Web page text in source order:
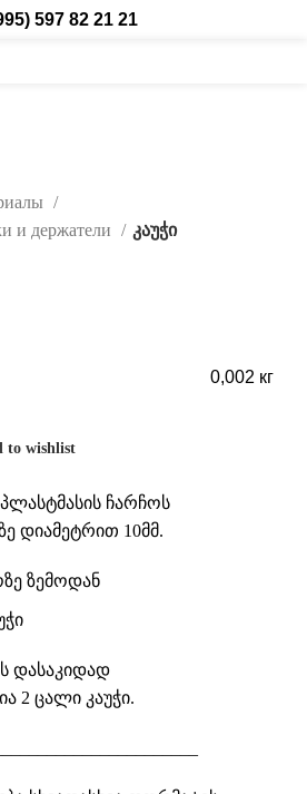
597 82 21 21
и держатели
კაუჭი
0,002 кг
to wishlist
პლასტმასის ჩარჩოს
დიამეტრით 10მმ.
ზემოდან
დასაკიდად
2 ცალი კაუჭი.